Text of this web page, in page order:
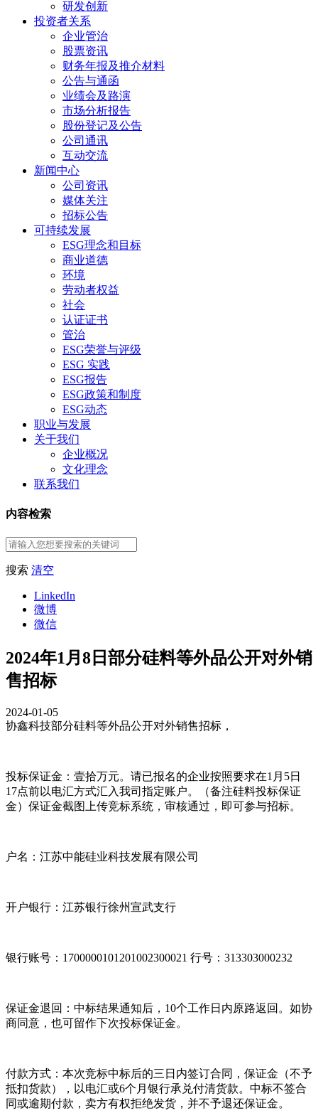
研发创新
投资者关系
企业管治
股票资讯
财务年报及推介材料
公告与通函
业绩会及路演
市场分析报告
股份登记及公告
公司通讯
互动交流
新闻中心
公司资讯
媒体关注
招标公告
可持续发展
ESG理念和目标
商业道德
环境
劳动者权益
社会
认证证书
管治
ESG荣誉与评级
ESG 实践
ESG报告
ESG政策和制度
ESG动态
职业与发展
关于我们
企业概况
文化理念
联系我们
内容检索
搜索 清空
LinkedIn
微博
微信
2024年1月8日部分硅料等外品公开对外销
售招标
2024-01-05
协鑫科技部分硅料等外品公开对外销售招标，
投标保证金：壹拾万元。请已报名的企业按照要求在1月5日
17点前以电汇方式汇入我司指定账户。（备注硅料投标保证
金）保证金截图上传竞标系统，审核通过，即可参与招标。
户名：江苏中能硅业科技发展有限公司
开户银行：江苏银行徐州宣武支行
银行账号：1700000101201002300021 行号：313303000232
保证金退回：中标结果通知后，10个工作日内原路返回。如协
商同意，也可留作下次投标保证金。
付款方式：本次竞标中标后的三日内签订合同，保证金（不予
抵扣货款），以电汇或6个月银行承兑付清货款。中标不签合
同或逾期付款，卖方有权拒绝发货，并不予退还保证金。